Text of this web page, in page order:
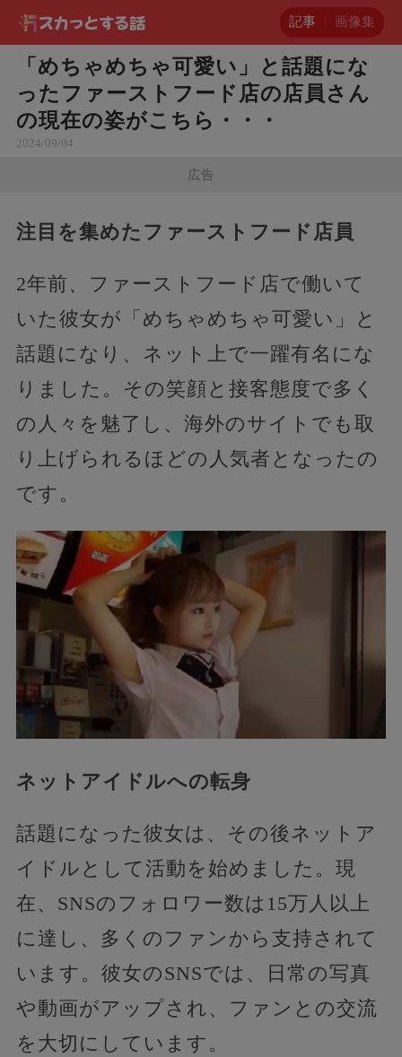
記事 画像集
「めちゃめちゃ可愛い」と話題にな
ったファーストフード店の店員さん
の現在の姿がこちら・・・
2024/09/04
広告
注目を集めたファーストフード店員
2年前、ファーストフード店で働いて
いた彼女が「めちゃめちゃ可愛い」と
話題になり、ネット上で一躍有名にな
りました。その笑顔と接客態度で多く
の人々を魅了し、海外のサイトでも取
り上げられるほどの人気者となったの
です。
ネットアイドルへの転身
話題になった彼女は、その後ネットア
イドルとして活動を始めました。現
在、SNSのフォロワー数は15万人以上
に達し、多くのファンから支持されて
います。彼女のSNSでは、日常の写真
や動画がアップされ、ファンとの交流
を大切にしています。